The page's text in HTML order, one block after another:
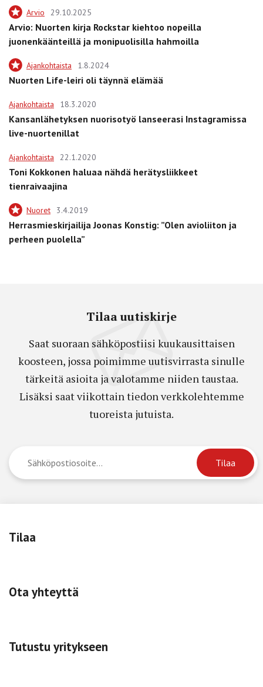
Arvio 29.10.2025
Arvio: Nuorten kirja Rockstar kiehtoo nopeilla
juonenkäänteillä ja monipuolisilla hahmoilla
Ajankohtaista 1.8.2024
Nuorten Life-leiri oli täynnä elämää
Ajankohtaista 18.3.2020
Kansanlähetyksen nuorisotyö lanseerasi Instagramissa
live-nuortenillat
Ajankohtaista 22.1.2020
Toni Kokkonen haluaa nähdä herätysliikkeet
tienraivaajina
Nuoret 3.4.2019
Herrasmieskirjailija Joonas Konstig: ”Olen avioliiton ja
perheen puolella”
Tilaa uutiskirje
Saat suoraan sähköpostiisi kuukausittaisen
koosteen, jossa poimimme uutisvirrasta sinulle
tärkeitä asioita ja valotamme niiden taustaa.
Lisäksi saat viikottain tiedon verkkolehtemme
tuoreista jutuista.
Tilaa
Ota yhteyttä
Tutustu yritykseen